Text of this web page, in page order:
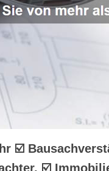
☑️
☑️